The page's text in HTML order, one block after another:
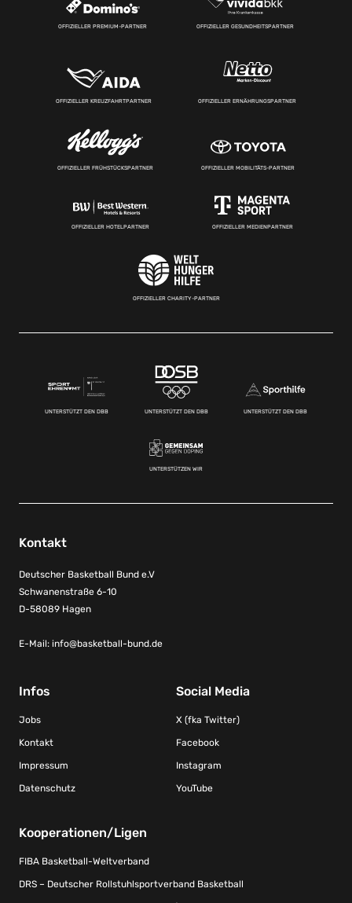
OFFIZIELLER PREMIUM-PARTNER OFFIZIELLER GESUNDHEITSPARTNER
OFFIZIELLER KREUZFAHRTPARTNER OFFIZIELLER ERNÄHRUNGSPARTNER
OFFIZIELLER FRÜHSTÜCKSPARTNER OFFIZIELLER MOBILITÄTS-PARTNER
OFFIZIELLER HOTELPARTNER OFFIZIELLER MEDIENPARTNER
OFFIZIELLER CHARITY-PARTNER
UNTERSTÜTZT DEN DBB UNTERSTÜTZT DEN DBB UNTERSTÜTZT DEN DBB
UNTERSTÜTZEN WIR
Kontakt
Deutscher Basketball Bund e.V
Schwanenstraße 6-10
D-58089 Hagen
E-Mail: info@basketball-bund.de
Infos
Jobs
Kontakt
Impressum
Datenschutz
Social Media
X (fka Twitter)
Facebook
Instagram
YouTube
Kooperationen/Ligen
FIBA Basketball-Weltverband
DRS – Deutscher Rollstuhlsportverband Basketball